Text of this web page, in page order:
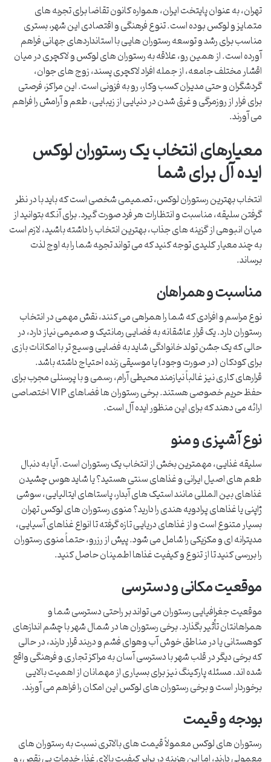
تهران، به عنوان پایتخت ایران، همواره کانون تقاضا برای تجربه های
متمایز و لوکس بوده است. تنوع فرهنگی و اقتصادی این شهر، بستری
مناسب برای رشد و توسعه رستوران هایی با استانداردهای جهانی فراهم
آورده است. از همین رو، علاقه به رستوران های لوکس و لاکچری در میان
اقشار مختلف جامعه، از جمله افراد لاکچری پسند، زوج های جوان،
گردشگران و حتی مدیران کسب وکار، رو به فزونی است. این مراکز، فرصتی
برای فرار از روزمرگی و غرق شدن در دنیایی از زیبایی، طعم و آرامش را فراهم
می آورند.
معیارهای انتخاب یک رستوران لوکس
ایده آل برای شما
انتخاب بهترین رستوران لوکس، تصمیمی شخصی است که باید با در نظر
گرفتن سلیقه، مناسبت و انتظارات هر فرد صورت گیرد. برای آنکه بتوانید از
میان انبوهی از گزینه های جذاب، بهترین انتخاب را داشته باشید، لازم است
به چند معیار کلیدی توجه کنید که می تواند تجربه شما را به اوج لذت
برساند.
مناسبت و همراهان
نوع مراسم و افرادی که شما را همراهی می کنند، نقش مهمی در انتخاب
رستوران دارد. یک قرار عاشقانه به فضایی رمانتیک و صمیمی نیاز دارد، در
حالی که یک جشن تولد خانوادگی شاید به فضایی وسیع تر با امکانات بازی
برای کودکان (در صورت وجود) یا موسیقی زنده احتیاج داشته باشد.
قرارهای کاری نیز غالباً نیازمند محیطی آرام، رسمی و با پرسنلی مجرب برای
حفظ حریم خصوصی هستند. برخی رستوران ها فضاهای VIP اختصاصی
ارائه می دهند که برای این منظور ایده آل است.
نوع آشپزی و منو
سلیقه غذایی، مهمترین بخش از انتخاب یک رستوران است. آیا به دنبال
طعم های اصیل ایرانی و غذاهای سنتی هستید؟ یا شاید هوس چشیدن
غذاهای بین المللی مانند استیک های آبدار، پاستاهای ایتالیایی، سوشی
ژاپنی یا غذاهای پرادویه هندی را دارید؟ منوی رستوران های لوکس تهران
بسیار متنوع است و از غذاهای دریایی تازه گرفته تا انواع غذاهای آسیایی،
مدیترانه ای و مکزیکی را شامل می شود. پیش از رزرو، حتماً منوی رستوران
را بررسی کنید تا از تنوع و کیفیت غذاها اطمینان حاصل کنید.
موقعیت مکانی و دسترسی
موقعیت جغرافیایی رستوران می تواند بر راحتی دسترسی شما و
همراهانتان تأثیر بگذارد. برخی رستوران ها در شمال شهر با چشم اندازهای
کوهستانی یا در مناطق خوش آب وهوای فشم و دربند قرار دارند، در حالی
که برخی دیگر در قلب شهر با دسترسی آسان به مراکز تجاری و فرهنگی واقع
شده اند. مسئله پارکینگ نیز برای بسیاری از مهمانان از اهمیت بالایی
برخوردار است و برخی رستوران های لوکس این امکان را فراهم می آورند.
بودجه و قیمت
رستوران های لوکس معمولاً قیمت های بالاتری نسبت به رستوران های